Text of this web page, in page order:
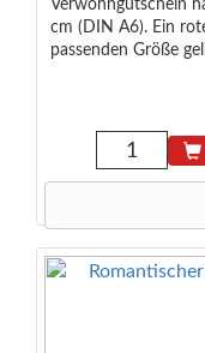
Verwöhngutschein
cm (DIN A6). Ein
passenden Größe